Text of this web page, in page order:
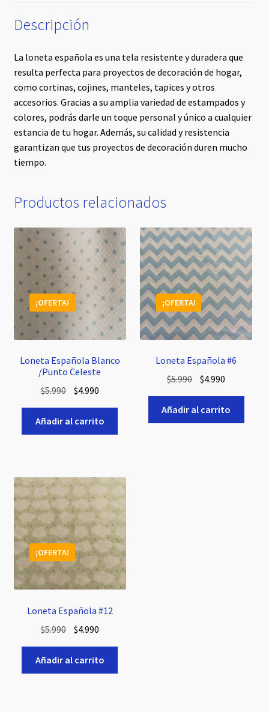
Descripción
La loneta española es una tela resistente y duradera que
resulta perfecta para proyectos de decoración de hogar,
como cortinas, cojines, manteles, tapices y otros
accesorios. Gracias a su amplia variedad de estampados y
colores, podrás darle un toque personal y único a cualquier
estancia de tu hogar. Además, su calidad y resistencia
garantizan que tus proyectos de decoración duren mucho
tiempo.
Productos relacionados
Loneta Española Blanco
/Punto Celeste
¡OFERTA!
$5.990 El
precio
original
era:
$4.990El
precio
actual
es:
Añadir al carrito
Loneta Española #6
¡OFERTA!
$5.990 El
precio
original
era:
$4.990
precio
actual
es:
Añadir al carrito
Loneta Española #12
¡OFERTA!
$5.990 El
original
era:
$4.990El
actual
es:
Añadir al carrito